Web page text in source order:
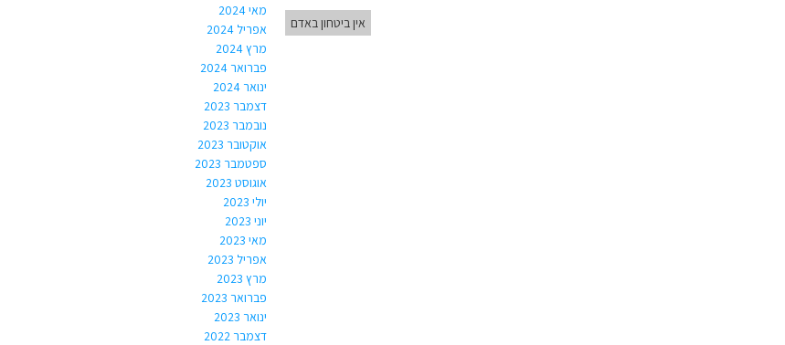
אין ביטחון באדם
מאי 2024
אפריל 2024
מרץ 2024
פברואר 2024
ינואר 2024
דצמבר 2023
נובמבר 2023
אוקטובר 2023
ספטמבר 2023
אוגוסט 2023
יולי 2023
יוני 2023
מאי 2023
אפריל 2023
מרץ 2023
פברואר 2023
ינואר 2023
דצמבר 2022